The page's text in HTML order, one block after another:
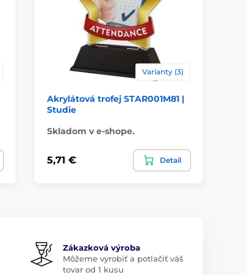
Varianty (3)
Akrylátová trofej STAR001M81 |
Studie
Skladom v e-shope.
5,71 € Detail
Zákazková výroba
Môžeme vyrobiť a potlačiť váš
tovar od 1 kusu